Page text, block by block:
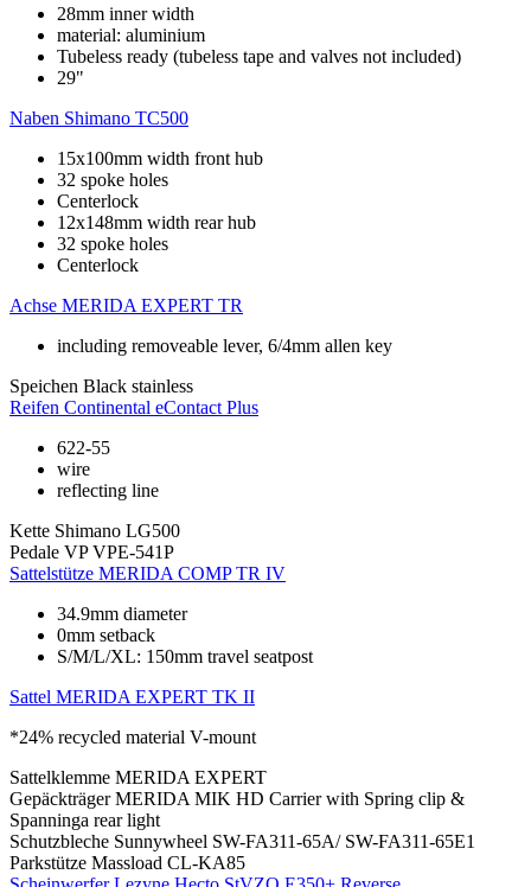
28mm inner width
material: aluminium
Tubeless ready (tubeless tape and valves not included)
29"
Naben Shimano TC500
15x100mm width front hub
32 spoke holes
Centerlock
12x148mm width rear hub
32 spoke holes
Centerlock
Achse MERIDA EXPERT TR
including removeable lever, 6/4mm allen key
Speichen Black stainless
Reifen Continental eContact Plus
622-55
wire
reflecting line
Kette Shimano LG500
Pedale VP VPE-541P
Sattelstütze MERIDA COMP TR IV
34.9mm diameter
0mm setback
S/M/L/XL: 150mm travel seatpost
Sattel MERIDA EXPERT TK II
*24% recycled material V-mount
Sattelklemme MERIDA EXPERT
Gepäckträger MERIDA MIK HD Carrier with Spring clip &
Spanninga rear light
Schutzbleche Sunnywheel SW-FA311-65A/ SW-FA311-65E1
Parkstütze Massload CL-KA85